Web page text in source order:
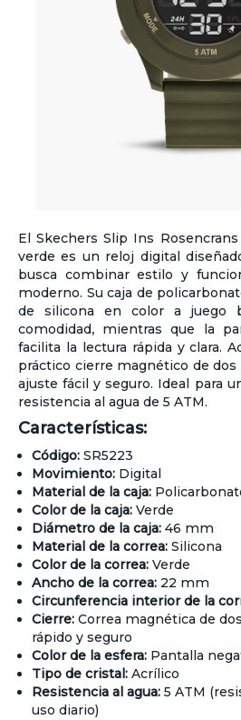
El Skechers Slip Ins
verde es un reloj digital
busca combinar estilo y
moderno. Su caja de
de silicona en color a juego
comodidad, mientras que la
facilita la lectura rápida y clara.
práctico cierre magnético de dos
ajuste fácil y seguro. Ideal para
resistencia al agua de 5 ATM.
Características:
Código: SR5223
Movimiento: Digital
Material de la caja:
Color de la caja: Verde
Diámetro de la caja: 46 mm
Material de la correa: Silicona
Color de la correa: Verde
Ancho de la correa: 22 mm
Circunferencia interior de la
Cierre: Correa magnética de
rápido y seguro
Color de la esfera: Pantalla
Tipo de cristal: Acrílico
Resistencia al agua: 5 ATM
uso diario)